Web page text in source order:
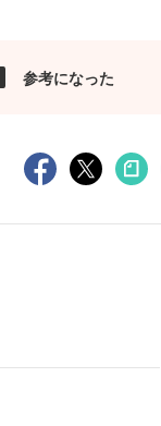
参考になった